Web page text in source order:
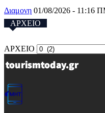
Διαμονη 01/08/2026 - 11:16
ΑΡΧΕΙΟ
ΑΡΧΕΙΟ